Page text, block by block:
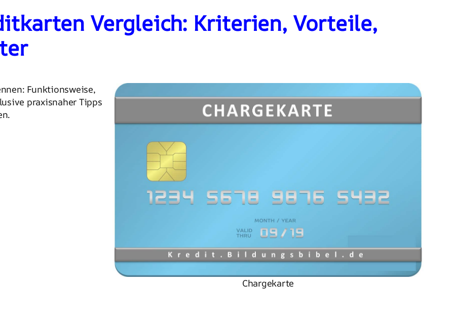
Vergleich: Kriterien, Vorteile,
Funktionsweise,
praxisnaher Tipps
Chargekarte